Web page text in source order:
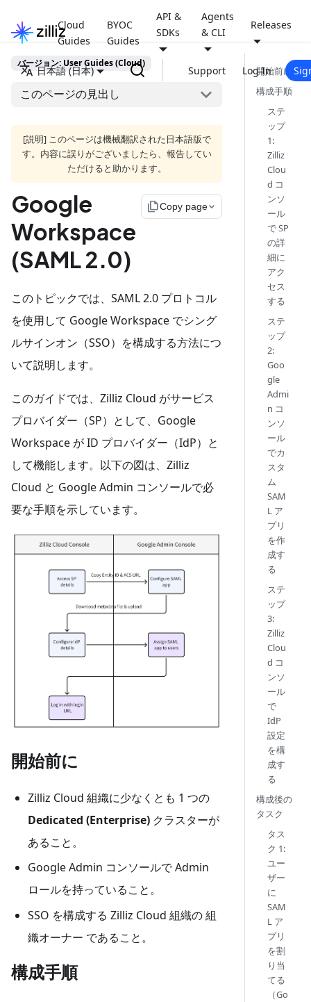
Cloud
Guides
BYOC
Guides
API &
SDKs
Agents
& CLI
Releases
日本語 (日本) Support Log In
バージョン: User Guides (Cloud)
このページの見出し
[説明] このページは機械翻訳された日本語版で
す。内容に誤りがございましたら、報告してい
ただけると助かります。
Google
Workspace
(SAML 2.0)
file_copyCopy page
このトピックでは、SAML 2.0 プロトコル
を使用して Google Workspace でシング
ルサインオン（SSO）を構成する方法につ
いて説明します。
このガイドでは、Zilliz Cloud がサービス
プロバイダー（SP）として、Google
Workspace が ID プロバイダー（IdP）と
して機能します。以下の図は、Zilliz
Cloud と Google Admin コンソールで必
要な手順を示しています。
開始前に
Zilliz Cloud 組織に少なくとも 1 つの
Dedicated (Enterprise) クラスターが
あること。
Google Admin コンソールで Admin
ロールを持っていること。
SSO を構成する Zilliz Cloud 組織の 組
織オーナー であること。
構成手順
開始前に
構成手順
ステ
ップ
1:
Zilliz
Clou
d コ
ンソ
ール
で SP
の詳
細に
アク
セス
する
ステ
ップ
2:
Goo
gle
Admi
n コ
ンソ
ール
でカ
スタ
ム
SAM
L ア
プリ
を作
成す
る
ステ
ップ
3:
Zilliz
Clou
d コ
ンソ
ール
で
IdP
設定
を構
成す
る
構成後の
タスク
タス
ク 1:
ユー
ザー
に
SAM
L ア
プリ
を割
り当
てる
（Go